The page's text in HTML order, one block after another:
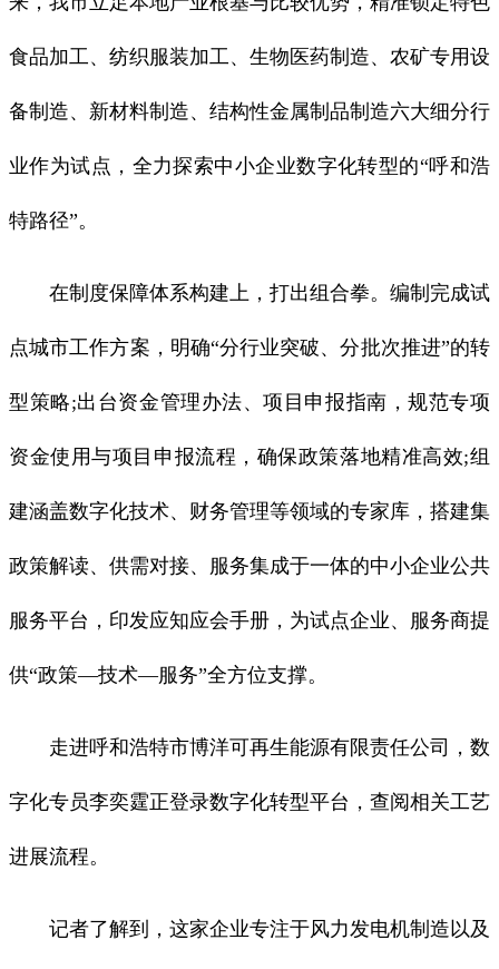
食品加工、纺织服装加工、生物医药制造、农矿专用设
备制造、新材料制造、结构性金属制品制造六大细分行
业作为试点，全力探索中小企业数字化转型的“呼和浩
特路径”。
在制度保障体系构建上，打出组合拳。编制完成试
点城市工作方案，明确“分行业突破、分批次推进”的转
型策略;出台资金管理办法、项目申报指南，规范专项
资金使用与项目申报流程，确保政策落地精准高效;组
建涵盖数字化技术、财务管理等领域的专家库，搭建集
政策解读、供需对接、服务集成于一体的中小企业公共
服务平台，印发应知应会手册，为试点企业、服务商提
供“政策—技术—服务”全方位支撑。
走进呼和浩特市博洋可再生能源有限责任公司，数
字化专员李奕霆正登录数字化转型平台，查阅相关工艺
进展流程。
记者了解到，这家企业专注于风力发电机制造以及